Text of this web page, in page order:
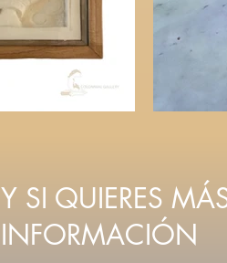
Y SI QUIERES
INFORMACIÓN